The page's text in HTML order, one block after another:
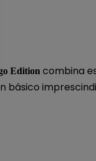
Edition combina
básico